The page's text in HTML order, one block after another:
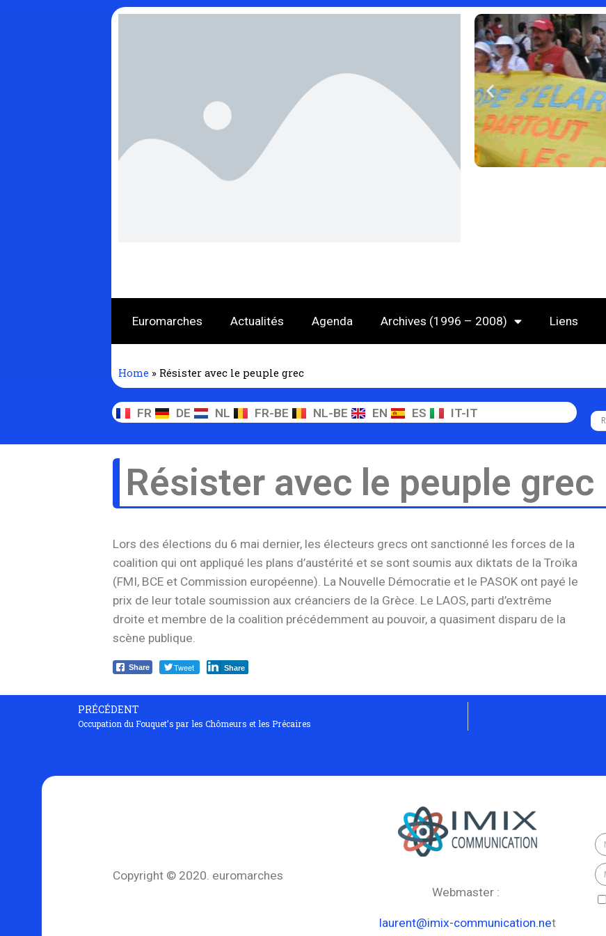
Euromarches Actualités Agenda Archives (1996 – 2008) Liens
Home » Résister avec le peuple grec
FR DE NL FR-BE NL-BE EN ES IT-IT
Résister avec le peuple grec
Lors des élections du 6 mai dernier, les électeurs grecs ont sanctionné les forces de la
coalition qui ont appliqué les plans d’austérité et se sont soumis aux diktats de la Troïka
(FMI, BCE et Commission européenne). La Nouvelle Démocratie et le PASOK ont payé le
prix de leur totale soumission aux créanciers de la Grèce. Le LAOS, parti d’extrême
droite et membre de la coalition précédemment au pouvoir, a quasiment disparu de la
scène publique.
Share Tweet Share
PRÉCÉDENT
Occupation du Fouquet’s par les Chômeurs et les Précaires
Copyright © 2020. euromarches
Webmaster :
laurent@imix-communication.net